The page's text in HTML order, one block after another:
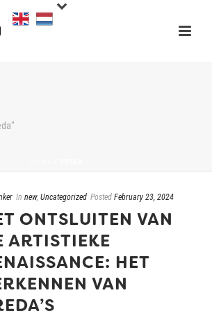
In new, Uncategorized Posted February 23, 2024
ONTSLUITEN VAN
ARTISTIEKE
HET
VAN